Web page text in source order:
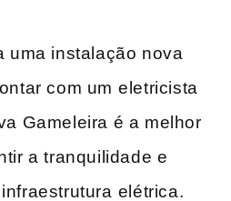
uma instalação nova
com um⁢ eletricista
Gameleira é a melhor
a tranquilidade e
⁢elétrica.